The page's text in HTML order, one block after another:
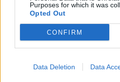
Purposes for which it was
Opted Out
CONFIRM
Data Deletion Data
COMMENTS